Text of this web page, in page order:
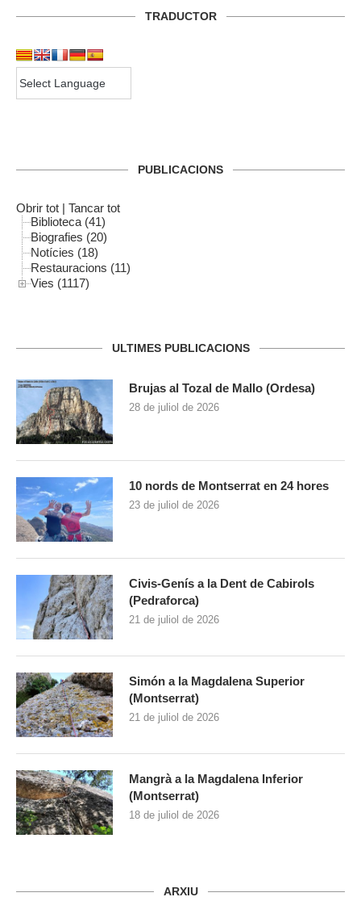
TRADUCTOR
PUBLICACIONS
Obrir tot | Tancar tot
Biblioteca (41)
Biografies (20)
Notícies (18)
Restauracions (11)
Vies (1117)
ULTIMES PUBLICACIONS
Brujas al Tozal de Mallo (Ordesa)
28 de juliol de 2026
10 nords de Montserrat en 24 hores
23 de juliol de 2026
Civis-Genís a la Dent de Cabirols
(Pedraforca)
21 de juliol de 2026
Simón a la Magdalena Superior
(Montserrat)
21 de juliol de 2026
Mangrà a la Magdalena Inferior
(Montserrat)
18 de juliol de 2026
ARXIU